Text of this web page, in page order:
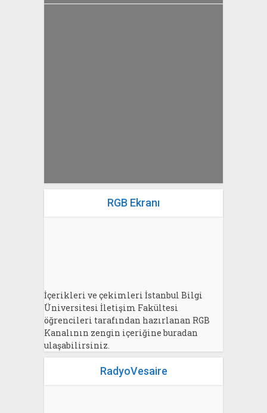
RGB Ekranı
İçerikleri ve çekimleri İstanbul Bilgi
Üniversitesi İletişim Fakültesi
öğrencileri tarafından hazırlanan RGB
Kanalının zengin içeriğine buradan
ulaşabilirsiniz.
RadyoVesaire